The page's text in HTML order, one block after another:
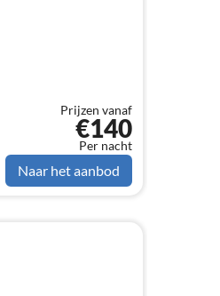
Prijzen vanaf
€140
Per nacht
Naar het aanbod